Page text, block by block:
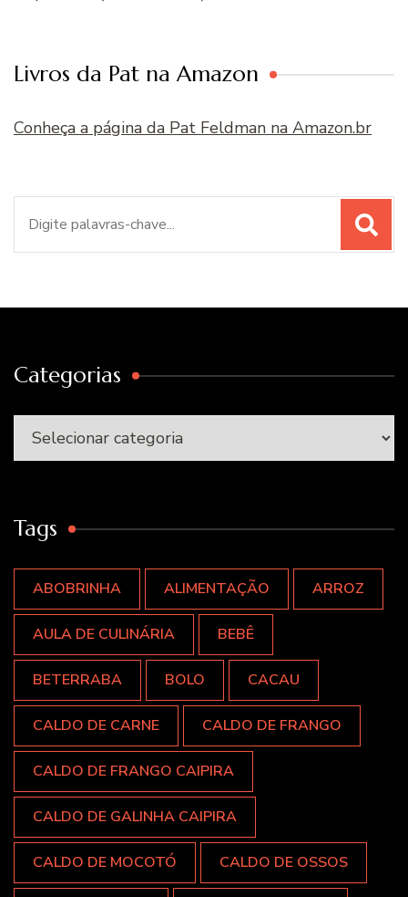
Livros da Pat na Amazon
Conheça a página da Pat Feldman na Amazon.br
Categorias
Categorias
Tags
ABOBRINHA ALIMENTAÇÃO ARROZ
AULA DE CULINÁRIA BEBÊ
BETERRABA BOLO CACAU
CALDO DE CARNE CALDO DE FRANGO
CALDO DE FRANGO CAIPIRA
CALDO DE GALINHA CAIPIRA
CALDO DE MOCOTÓ CALDO DE OSSOS